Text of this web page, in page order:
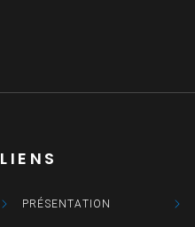
LIENS
PRÉSENTATION